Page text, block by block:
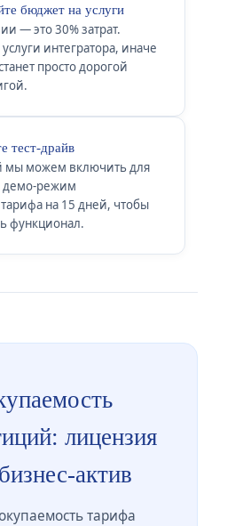
бюджет на услуги
— это 30% затрат.
интегратора, иначе
просто дорогой
тест-драйв
мы можем включить для
демо-режим
на 15 дней, чтобы
функционал.
лицензия
актив
тарифа